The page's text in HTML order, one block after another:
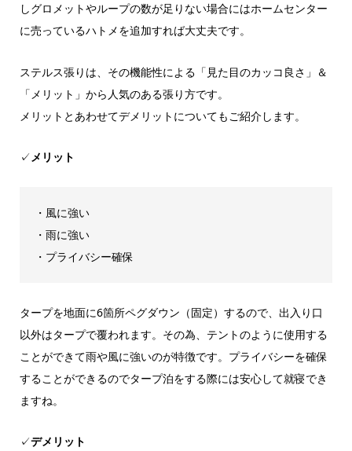
しグロメットやループの数が足りない場合にはホームセンター
に売っているハトメを追加すれば大丈夫です。
ステルス張りは、その機能性による「見た目のカッコ良さ」＆
「メリット」から人気のある張り方です。
メリットとあわせてデメリットについてもご紹介します。
✓ メリット
・風に強い
・雨に強い
・プライバシー確保
タープを地面に6箇所ペグダウン（固定）するので、出入り口
以外はタープで覆われます。その為、テントのように使用する
ことができて雨や風に強いのが特徴です。プライバシーを確保
することができるのでタープ泊をする際には安心して就寝でき
ますね。
✓デメリット